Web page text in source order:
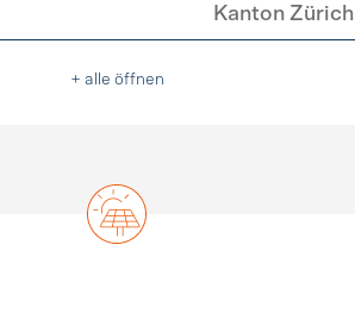
Kanton Zürich
+ alle öffnen